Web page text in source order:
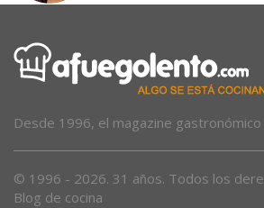
Desde 1996, el magazine
© 1996 - 2026. 31 años. Todos los
Blog de cocina